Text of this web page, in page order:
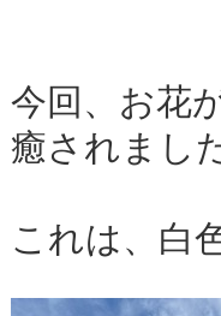
今回、お花
癒されまし
これは、白